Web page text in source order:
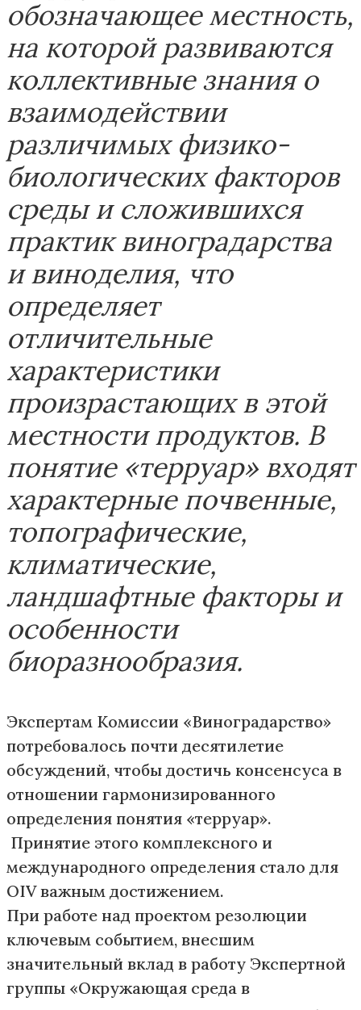
обозначающее местность,
на которой развиваются
коллективные знания о
взаимодействии
различимых физико-
биологических факторов
среды и сложившихся
практик виноградарства
и виноделия, что
определяет
отличительные
характеристики
произрастающих в этой
местности продуктов. В
понятие «терруар» входят
характерные почвенные,
топографические,
климатические,
ландшафтные факторы и
особенности
биоразнообразия.
Экспертам Комиссии «Виноградарство»
потребовалось почти десятилетие
обсуждений, чтобы достичь консенсуса в
отношении гармонизированного
определения понятия «терруар».
Принятие этого комплексного и
международного определения стало для
OIV важным достижением.
При работе над проектом резолюции
ключевым событием, внесшим
значительный вклад в работу Экспертной
группы «Окружающая среда в